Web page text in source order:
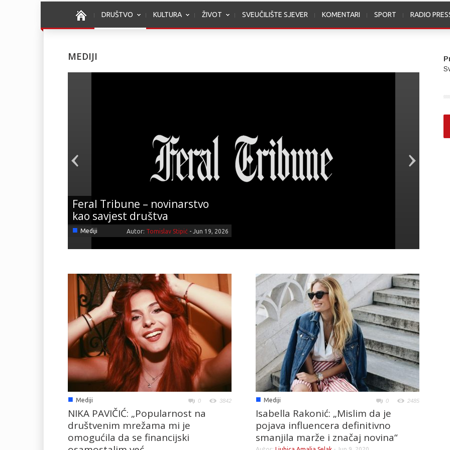
DRUŠTVO KULTURA ŽIVOT SVEUČILIŠTE SJEVER KOMENTARI SPORT RADIO
MEDIJI
Feral Tribune – novinarstvo
kao savjest društva
Autor: Tomislav Stipić - Jun 19, 2026
■ Mediji
■ Mediji 0 3842
NIKA PAVIČIĆ: „Popularnost na
društvenim mrežama mi je
omogućila da se financijski
■ Mediji 0 2485
Isabella Rakonić: „Mislim da je
pojava influencera definitivno
smanjila marže i značaj novina“